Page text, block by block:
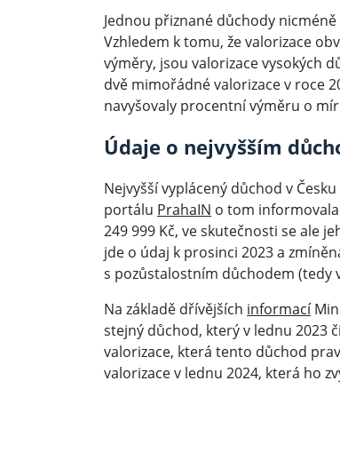
Jednou přiznané důchody
Vzhledem k tomu, že valorizace
výměry, jsou valorizace vysokých
dvě mimořádné valorizace v roce
navyšovaly procentní výměru o
Údaje o nejvyšším
Nejvyšší vyplácený důchod v
portálu PrahaIN o tom
249 999 Kč, ve skutečnosti se ale
jde o údaj k prosinci 2023 a
s pozůstalostním důchodem (tedy
Na základě dřívějších informací
stejný důchod, který v lednu 2023
valorizace, která tento důchod
valorizace v lednu 2024, která ho